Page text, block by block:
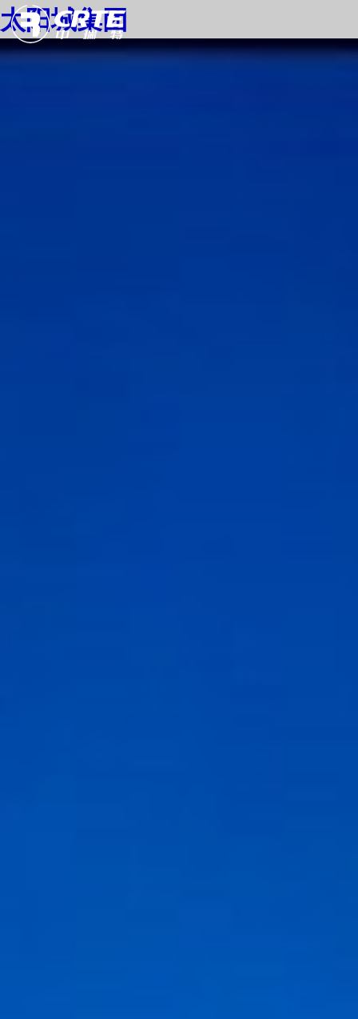
太阳城集团